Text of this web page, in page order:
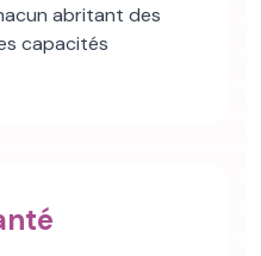
abritant des
capacités